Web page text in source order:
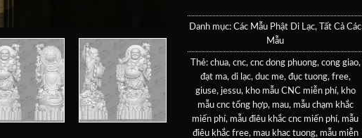
Danh mục: Các Mẫu Phật Di Lạc,
Tất Cả Các
Mẫu
Thẻ: chua, cnc, cnc dong phuong, cong giao,
đạt ma, di lạc, duc me, đục tuong, free,
giuse, jessu, kho mẫu CNC miễn phí, kho
mẫu cnc tổng hợp, mau, mẫu chạm khắc
miến phí, mẫu điêu khắc cnc miến phí, mẫu
điêu khắc free, mau khac tuong, mẫu miễn